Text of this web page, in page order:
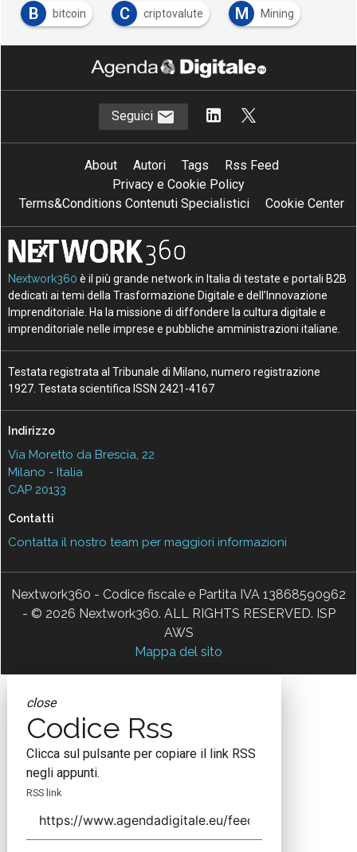
B bitcoin C criptovalute M Mining
Seguici
About Autori Tags
Rss Feed
Privacy e Cookie Policy
Terms&Conditions Contenuti Specialistici
Cookie Center
Nextwork360 è il più grande network in Italia di testate e portali B2B
dedicati ai temi della Trasformazione Digitale e dell’Innovazione
Imprenditoriale. Ha la missione di diffondere la cultura digitale e
imprenditoriale nelle imprese e pubbliche amministrazioni italiane.
Testata registrata al Tribunale di Milano, numero registrazione
1927. Testata scientifica ISSN 2421-4167
Indirizzo
Via Moretto da Brescia, 22
Milano - Italia
CAP 20133
Contatti
Contatta il nostro team per maggiori informazioni
Nextwork360 - Codice fiscale e Partita IVA 13868590962
- © 2026 Nextwork360. ALL RIGHTS RESERVED. ISP
AWS
Mappa del sito
close
Codice Rss
Clicca sul pulsante per copiare il link RSS
negli appunti.
RSS link